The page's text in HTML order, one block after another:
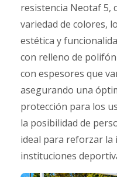
resistencia Neotaf 5,
variedad de colores,
estética y
con relleno de polifón
con espesores que
asegurando una
protección para los
la posibilidad de
ideal para reforzar la
instituciones